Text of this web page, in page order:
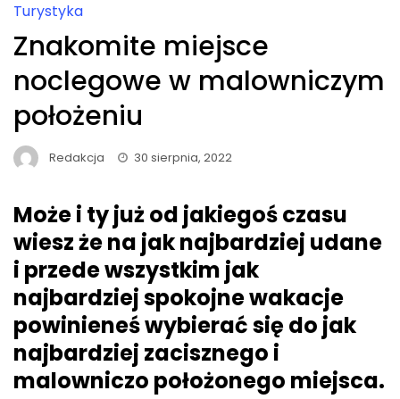
Turystyka
Znakomite miejsce
noclegowe w malowniczym
położeniu
Redakcja 30 sierpnia, 2022
Może i ty już od jakiegoś czasu
wiesz że na jak najbardziej udane
i przede wszystkim jak
najbardziej spokojne wakacje
powinieneś wybierać się do jak
najbardziej zacisznego i
malowniczo położonego miejsca.